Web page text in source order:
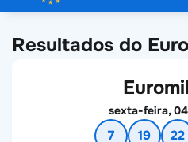
Resultados do
sexta-feira,
7 19 22